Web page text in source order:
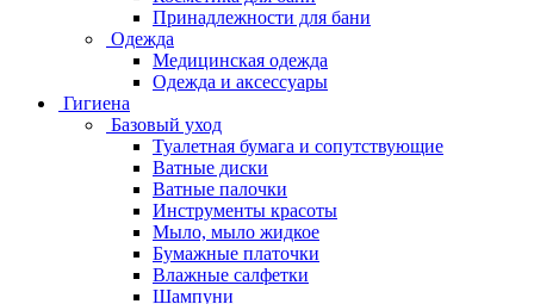
Принадлежности для бани
Одежда
Медицинская одежда
Одежда и аксессуары
Гигиена
Базовый уход
Туалетная бумага и сопутствующие
Ватные диски
Ватные палочки
Инструменты красоты
Мыло, мыло жидкое
Бумажные платочки
Влажные салфетки
Шампуни